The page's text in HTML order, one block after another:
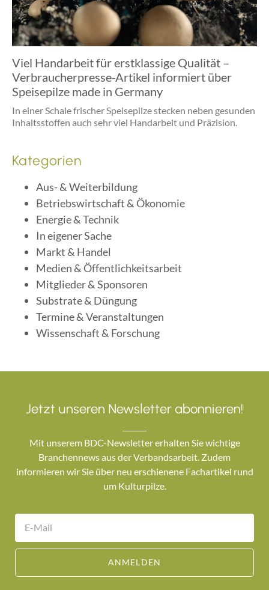
Viel Handarbeit für erstklassige Qualität –
Verbraucherpresse-Artikel informiert über
Speisepilze made in Germany
In einer Schale frischer Speisepilze stecken neben gesunden
Inhaltsstoffen auch sehr viel Handarbeit und Präzision.
Kategorien
Aus- & Weiterbildung
Betriebswirtschaft & Ökonomie
Energie & Technik
In eigener Sache
Markt & Handel
Medien & Öffentlichkeitsarbeit
Mitglieder & Sponsoren
Substrate & Düngung
Termine & Veranstaltungen
Wissenschaft & Forschung
Jetzt unseren Newsletter abonnieren!
Mit unserem BDC-Newsletter erhalten Sie wichtige
Branchennews aus der Verbandsarbeit. Zudem
informieren wir Sie über neu erschienene Fachartikel rund
um Kulturpilze.
ANMELDEN